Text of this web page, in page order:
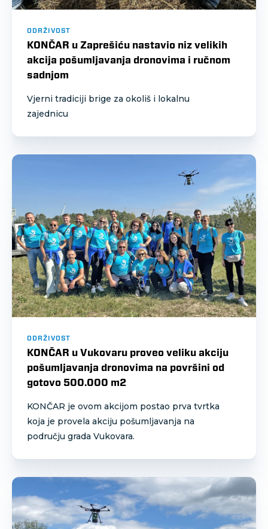
ODRŽIVOST
KONČAR u Zaprešiću nastavio niz velikih
akcija pošumljavanja dronovima i ručnom
sadnjom
Vjerni tradiciji brige za okoliš i lokalnu
zajednicu
ODRŽIVOST
KONČAR u Vukovaru proveo veliku akciju
pošumljavanja dronovima na površini od
gotovo 500.000 m2
KONČAR je ovom akcijom postao prva tvrtka
koja je provela akciju pošumljavanja na
području grada Vukovara.